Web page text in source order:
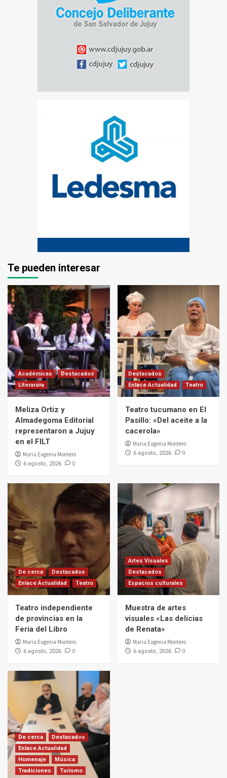
Te pueden interesar
Académicas
Destacados
Literarura
Meliza Ortiz y
Almadegoma Editorial
representaron a Jujuy
en el FILT
Maria Eugenia Montero
6 agosto, 2026 0
Destacados
Enlace Actualidad
Teatro
Teatro tucumano en El
Pasillo: «Del aceite a la
cacerola»
Maria Eugenia Montero
6 agosto, 2026 0
De cerca
Destacados
Enlace Actualidad
Teatro
Teatro independiente
de provincias en la
Feria del Libro
Maria Eugenia Montero
6 agosto, 2026 0
Artes Visuales
Destacados
Espacios culturales
Muestra de artes
visuales «Las delicias
de Renata»
Maria Eugenia Montero
6 agosto, 2026 0
De cerca
Destacados
Enlace Actualidad
Homenaje
Música
Tradiciones
Turismo